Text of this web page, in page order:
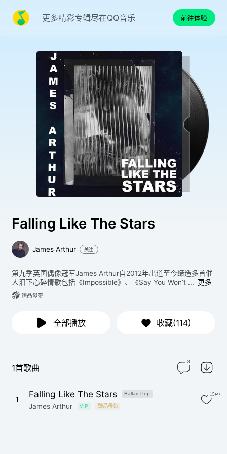
更多精彩专辑尽在QQ音乐 前往体验
Falling Like The Stars
James Arthur 关注
第九季英国偶像冠军James Arthur自2012年出道至今缔造多首催
人泪下心碎情歌包括《Impossible》、《Say You Won’t ... 更多
全部播放 收藏(114)
1首歌曲
8
1
Falling Like The Stars Ballad Pop
James Arthur VIP 臻品母带
15w+